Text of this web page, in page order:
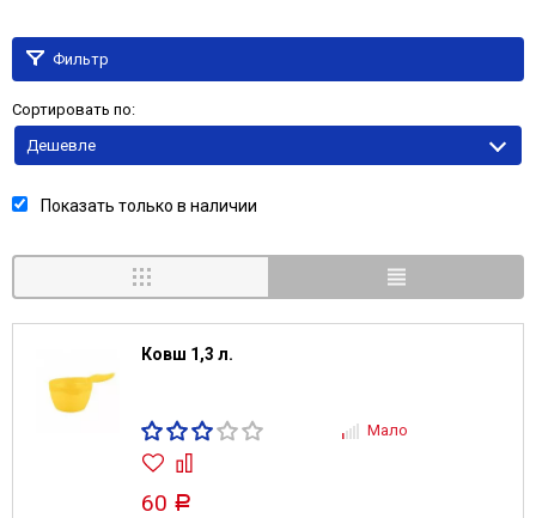
Фильтр
Сортировать по:
Дешевле
Показать только в наличии
Ковш 1,3 л.
Мало
60 Р